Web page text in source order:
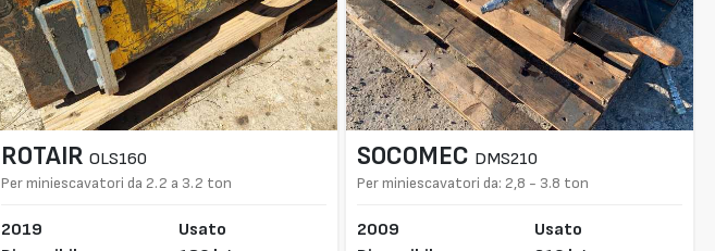
ROTAIR OLS160
Per miniescavatori da 2.2 a 3.2 ton
2019
Usato
SOCOMEC DMS210
Per miniescavatori da: 2,8 - 3.8 ton
2009
Usato